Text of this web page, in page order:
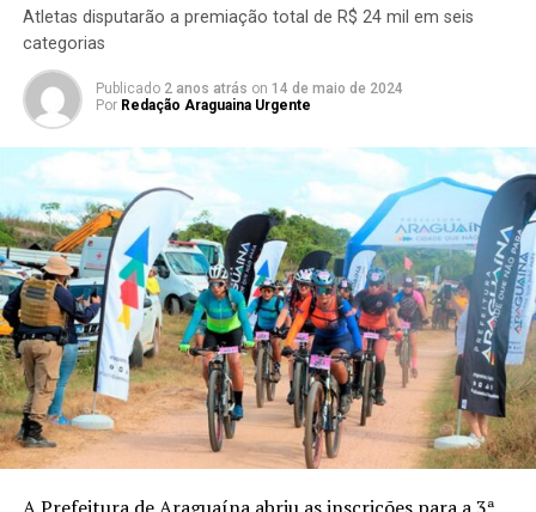
Atletas disputarão a premiação total de R$ 24 mil em seis
categorias
Publicado 2 anos atrás on 14 de maio de 2024
Por Redação Araguaina Urgente